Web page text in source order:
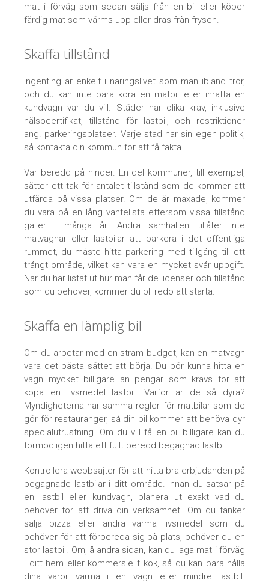
mat i förväg som sedan säljs från en bil eller köper
färdig mat som värms upp eller dras från frysen.
Skaffa tillstånd
Ingenting är enkelt i näringslivet som man ibland tror,
och du kan inte bara köra en matbil eller inrätta en
kundvagn var du vill. Städer har olika krav, inklusive
hälsocertifikat, tillstånd för lastbil, och restriktioner
ang. parkeringsplatser. Varje stad har sin egen politik,
så kontakta din kommun för att få fakta.
Var beredd på hinder. En del kommuner, till exempel,
sätter ett tak för antalet tillstånd som de kommer att
utfärda på vissa platser. Om de är maxade, kommer
du vara på en lång väntelista eftersom vissa tillstånd
gäller i många år. Andra samhällen tillåter inte
matvagnar eller lastbilar att parkera i det offentliga
rummet, du måste hitta parkering med tillgång till ett
trångt område, vilket kan vara en mycket svår uppgift.
När du har listat ut hur man får de licenser och tillstånd
som du behöver, kommer du bli redo att starta.
Skaffa en lämplig bil
Om du arbetar med en stram budget, kan en matvagn
vara det bästa sättet att börja. Du bör kunna hitta en
vagn mycket billigare än pengar som krävs för att
köpa en livsmedel lastbil. Varför är de så dyra?
Myndigheterna har samma regler för matbilar som de
gör för restauranger, så din bil kommer att behöva dyr
specialutrustning. Om du vill få en bil billigare kan du
förmodligen hitta ett fullt beredd begagnad lastbil.
Kontrollera webbsajter för att hitta bra erbjudanden på
begagnade lastbilar i ditt område. Innan du satsar på
en lastbil eller kundvagn, planera ut exakt vad du
behöver för att driva din verksamhet. Om du tänker
sälja pizza eller andra varma livsmedel som du
behöver för att förbereda sig på plats, behöver du en
stor lastbil. Om, å andra sidan, kan du laga mat i förväg
i ditt hem eller kommersiellt kök, så du kan bara hålla
dina varor varma i en vagn eller mindre lastbil.